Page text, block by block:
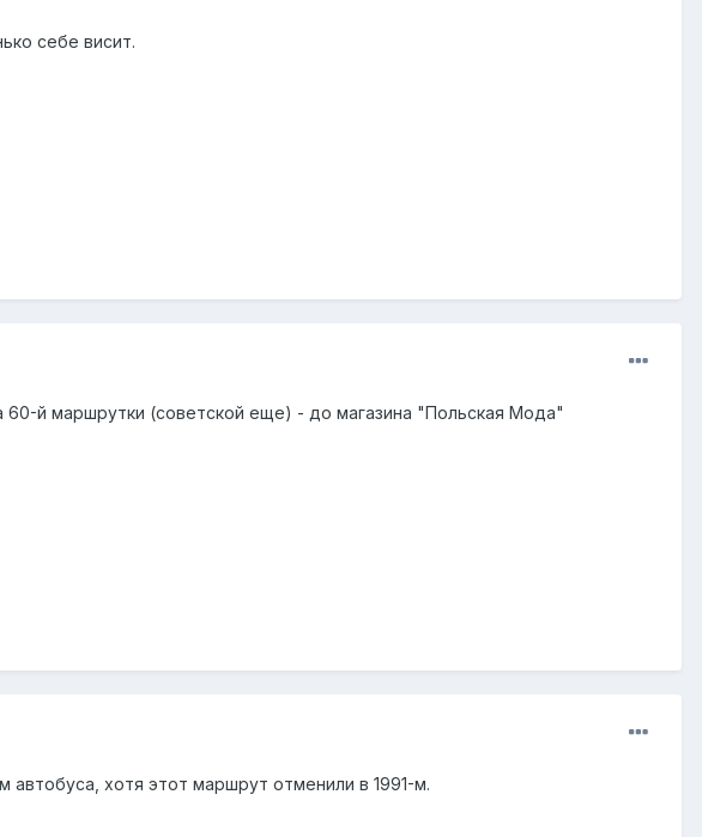
себе висит.
й маршрутки (советской еще) - до магазина "Польская Мода"
автобуса, хотя этот маршрут отменили в 1991-м.